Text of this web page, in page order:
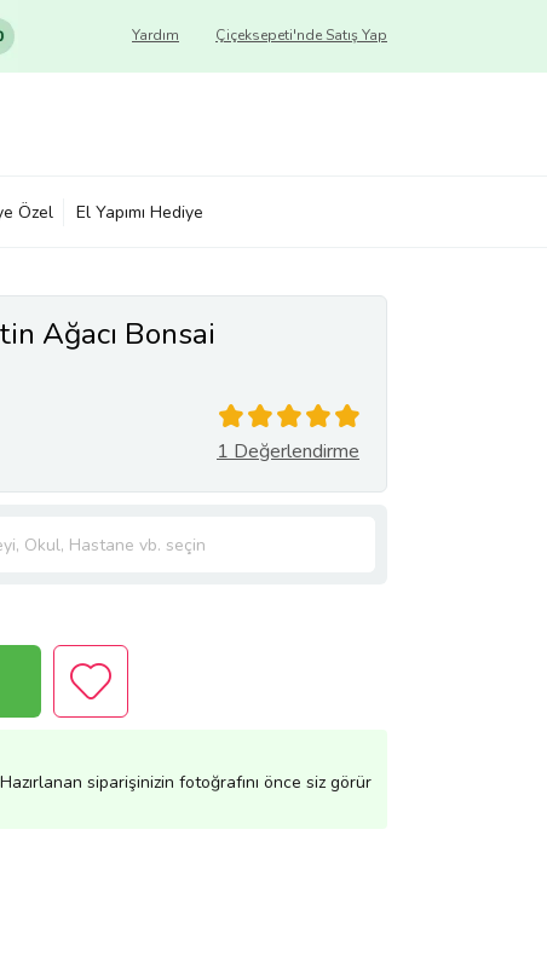
Çiçeksepeti'nde Satış Yap
Yardım
Özel El Yapımı Hediye
Ağacı Bonsai
1 Değerlendirme
Hazırlanan siparişinizin fotoğrafını önce siz görür